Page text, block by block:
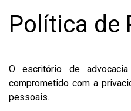
Política de
O escritório de
comprometido com a
pessoais.